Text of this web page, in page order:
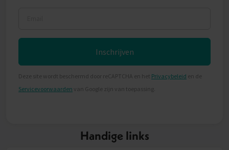
Inschrijven
Deze site wordt beschermd door reCAPTCHA en het Privacybeleid en de
Servicevoorwaarden van Google zijn van toepassing.
Handige links